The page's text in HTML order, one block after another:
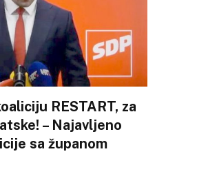
RESTART, za
– Najavljeno
sa županom